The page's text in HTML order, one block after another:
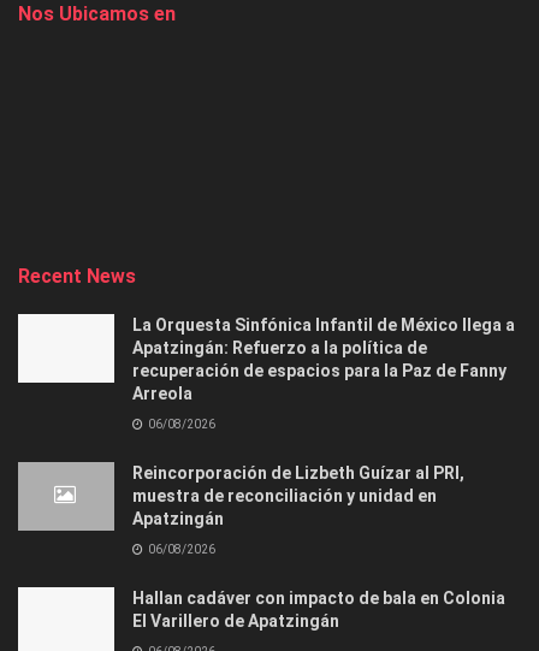
Nos Ubicamos en
Recent News
La Orquesta Sinfónica Infantil de México llega a
Apatzingán: Refuerzo a la política de
recuperación de espacios para la Paz de Fanny
Arreola
06/08/2026
Reincorporación de Lizbeth Guízar al PRI,
muestra de reconciliación y unidad en
Apatzingán
06/08/2026
Hallan cadáver con impacto de bala en Colonia
El Varillero de Apatzingán